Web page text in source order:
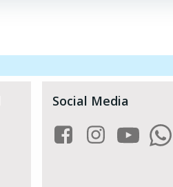
Social Media